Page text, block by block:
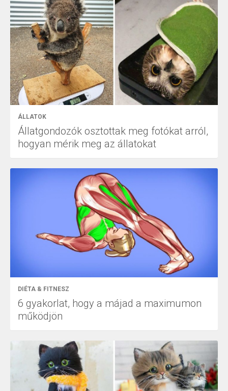
ÁLLATOK
Állatgondozók osztottak meg fotókat arról,
hogyan mérik meg az állatokat
DIÉTA & FITNESZ
6 gyakorlat, hogy a májad a maximumon
működjön